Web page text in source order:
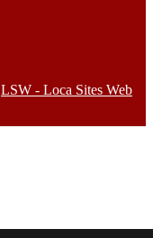
LSW - Loca Sites Web